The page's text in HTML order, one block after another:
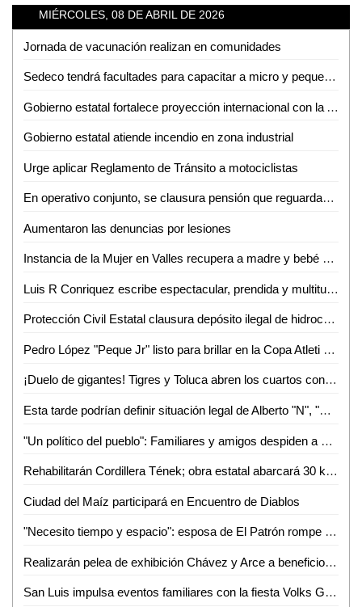
MIÉRCOLES, 08 DE ABRIL DE 2026
Jornada de vacunación realizan en comunidades
Sedeco tendrá facultades para capacitar a micro y pequeños empresarios en la detección de moneda falsa
Gobierno estatal fortalece proyección internacional con la Arena Potosí
Gobierno estatal atiende incendio en zona industrial
Urge aplicar Reglamento de Tránsito a motociclistas
En operativo conjunto, se clausura pensión que reguardaba autotanques con hidrocarburos sin los permisos correspondientes
Aumentaron las denuncias por lesiones
Instancia de la Mujer en Valles recupera a madre y bebé sustraídos fuera del estado
Luis R Conriquez escribe espectacular, prendida y multitudinaria noche en la Fenae
Protección Civil Estatal clausura depósito ilegal de hidrocarburos
Pedro López "Peque Jr" listo para brillar en la Copa Atleti 2026
¡Duelo de gigantes! Tigres y Toluca abren los cuartos con alta tensión
Esta tarde podrían definir situación legal de Alberto "N", "El Patrón", por violencia familiar
"Un político del pueblo": Familiares y amigos despiden a Juan José Ortiz Azuara con toque de silencio
Rehabilitarán Cordillera Tének; obra estatal abarcará 30 kilómetros
Ciudad del Maíz participará en Encuentro de Diablos
"Necesito tiempo y espacio": esposa de El Patrón rompe el silencio tras su detención por presunta violencia
Realizarán pelea de exhibición Chávez y Arce a beneficio en Puebla
San Luis impulsa eventos familiares con la fiesta Volks Girls